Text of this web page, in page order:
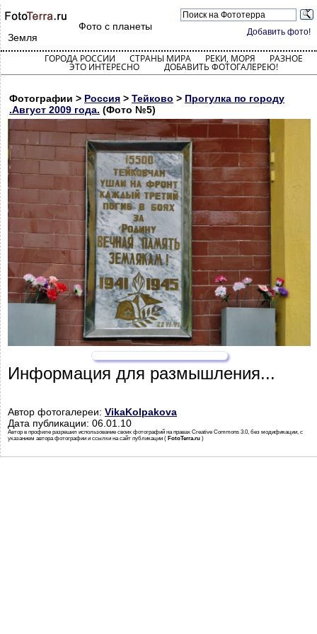
Добавить фото!
Фото с планеты
Земля
ГОРОДА РОССИИ СТРАНЫ МИРА РЕКИ, МОРЯ РАЗНОЕ
ЭТО ИНТЕРЕСНО ДОБАВИТЬ ФОТОГАЛЕРЕЮ!
Фотографии > Россия > Тейково > Прогулка по городу
.Август 2009 года. (Фото №5)
Информация для размышления...
Автор фотогалереи: VikaKolpakova
Дата публикации: 06.01.10
Автор в профиле разрешил использование своих фотографий на правах Creative Commons 3.0, без модификации, с
указанием автора фотографии и ссылки на сайт публикации ( FotoTerra.ru )